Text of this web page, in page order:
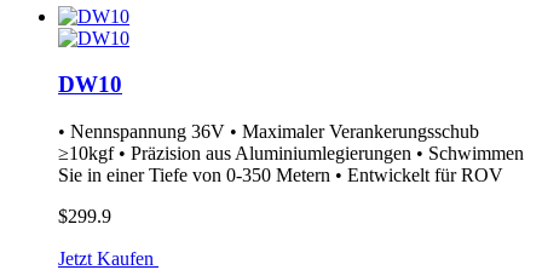
DW10
• Nennspannung 36V • Maximaler Verankerungsschub
≥10kgf • Präzision aus Aluminiumlegierungen • Schwimmen
Sie in einer Tiefe von 0-350 Metern • Entwickelt für ROV
$299.9
Jetzt Kaufen